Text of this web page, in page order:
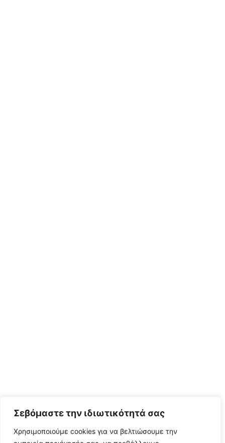
Σεβόμαστε την ιδιωτικότητά σας
Χρησιμοποιούμε cookies για να βελτιώσουμε την